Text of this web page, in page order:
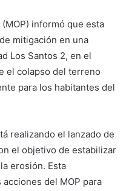
informó que esta
mitigación en una
Los Santos 2, en el
el colapso del terreno
para los habitantes del
realizando el lanzado de
el objetivo de estabilizar
erosión. Esta
del MOP para